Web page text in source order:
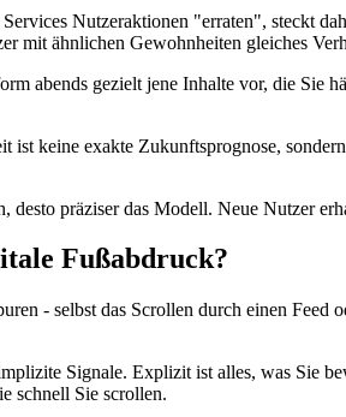
Nutzeraktionen "erraten", steckt
mit ähnlichen Gewohnheiten gleiches
abends gezielt jene Inhalte vor, die Sie
ist keine exakte Zukunftsprognose,
desto präziser das Modell. Neue Nutzer
Fußabdruck?
- selbst das Scrollen durch einen Feed
Signale. Explizit ist alles, was Sie
schnell Sie scrollen.